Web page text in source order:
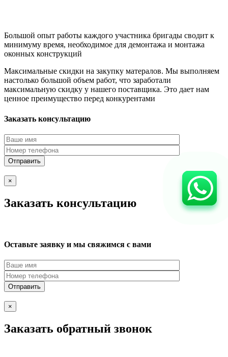
Большой опыт работы каждого участника бригады сводит к
минимуму время, необходимое для демонтажа и монтажа
оконных конструкций
Максимальные скидки на закупку матералов. Мы выполняем
настолько большой объем работ, что заработали
максимальную скидку у нашего поставщика. Это дает нам
ценное преимущество перед конкурентами
Заказать консультацию
×
Заказать консультацию
Оставьте заявку и мы свяжимся с вами
×
Заказать обратный звонок